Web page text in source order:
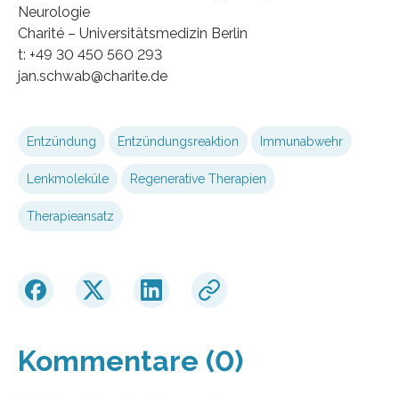
Neurologie
Charité – Universitätsmedizin Berlin
t: +49 30 450 560 293
jan.schwab@charite.de
Entzündung Entzündungsreaktion Immunabwehr
Lenkmoleküle Regenerative Therapien
Therapieansatz
Kommentare (0)